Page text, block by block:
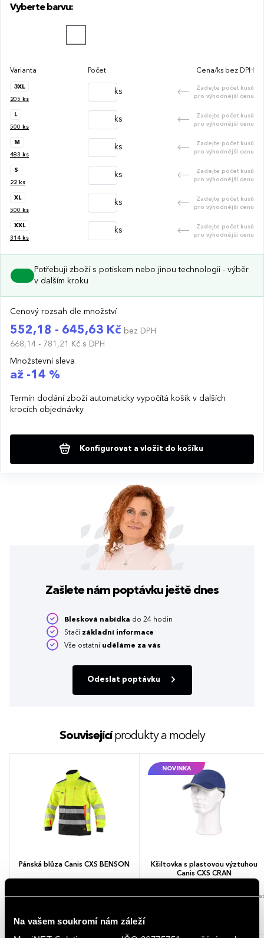
Na vašem soukromí nám záleží
Vyberte barvu:
Varianta Počet Cena/ks bez DPH
3XL
205 ks
ks
Zadejte počet kusů
pro výhodnější cenu
L
500 ks
ks
Zadejte počet kusů
pro výhodnější cenu
M
483 ks
ks
Zadejte počet kusů
pro výhodnější cenu
S
22 ks
ks
Zadejte počet kusů
pro výhodnější cenu
XL
500 ks
ks
Zadejte počet kusů
pro výhodnější cenu
XXL
314ks
ks
Zadejte počet kusů
pro výhodnější cenu
Potřebuji zboží s potiskem nebo jinou technologii - výběr
v dalším kroku
Cenový rozsah dle množství
552,18 - 645,63 Kč bez DPH
668,14 - 781,21 Kč s DPH
Množstevní sleva
až -14 %
Termín dodání zboží automaticky vypočítá košík v dalších
krocích objednávky
Konfigurovat a vložit do košíku
Zašlete nám poptávku ještě dnes
Blesková nabídka do 24 hodin
Stačí základní informace
Vše ostatní uděláme za vás
Odeslat poptávku
Souvisejícíprodukty a modely
Pánská blůza Canis CXS BENSON
2 barvy
1 065,33 - 1 141,43 Kč
1 289,05 - 1 381,13 Kč (s DPH)
NOVINKA
Kšiltovka s plastovou výztuhou
Canis CXS CRAN
5 barev 1 velikost